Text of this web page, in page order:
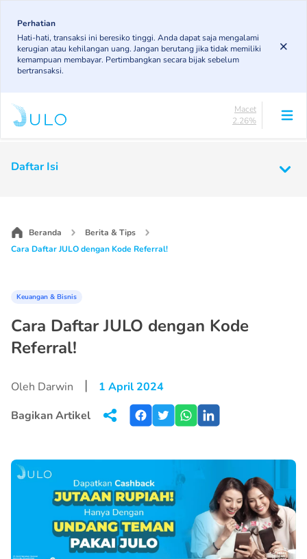
main
content
Perhatian
Hati-hati, transaksi ini beresiko tinggi. Anda dapat saja mengalami
kerugian atau kehilangan uang. Jangan berutang jika tidak memiliki
kemampuan membayar. Pertimbangkan secara bijak sebelum
bertransaksi.
Main
3.78%
KL
5.37%
Macet
2.26%
Daftar Isi
Beranda
Berita & Tips
Cara Daftar JULO dengan Kode Referral!
Keuangan & Bisnis
Cara Daftar JULO dengan Kode
Referral!
Oleh Darwin |
1 April 2024
Bagikan Artikel